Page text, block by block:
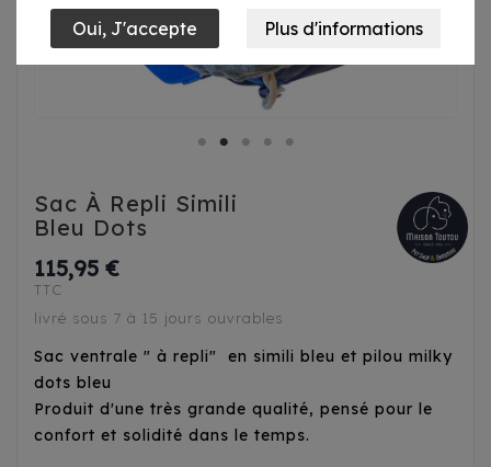
Sac À Repli Simili
Bleu Dots
115,95 €
TTC
livré sous 7 à 15 jours ouvrables
Sac ventrale " à repli" en simili bleu et pilou milky
dots bleu
Produit d'une très grande qualité, pensé pour le
confort et solidité dans le temps.